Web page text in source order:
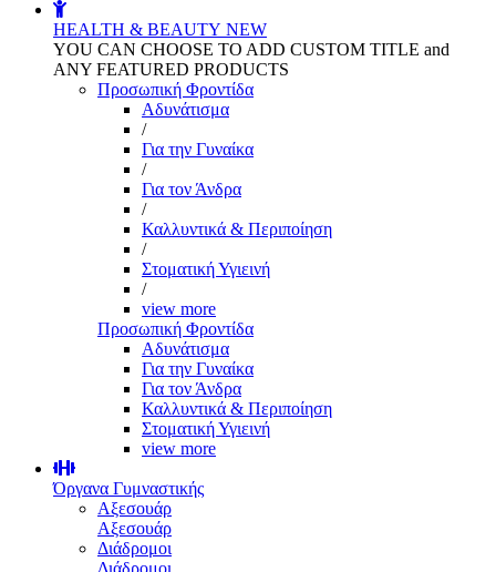
HEALTH & BEAUTY NEW
YOU CAN CHOOSE TO ADD CUSTOM TITLE and
ANY FEATURED PRODUCTS
Προσωπική Φροντίδα
Αδυνάτισμα
/
Για την Γυναίκα
/
Για τον Άνδρα
/
Καλλυντικά & Περιποίηση
/
Στοματική Υγιεινή
/
view more
Προσωπική Φροντίδα
Αδυνάτισμα
Για την Γυναίκα
Για τον Άνδρα
Καλλυντικά & Περιποίηση
Στοματική Υγιεινή
view more
Όργανα Γυμναστικής
Αξεσουάρ
Αξεσουάρ
Διάδρομοι
Διάδρομοι